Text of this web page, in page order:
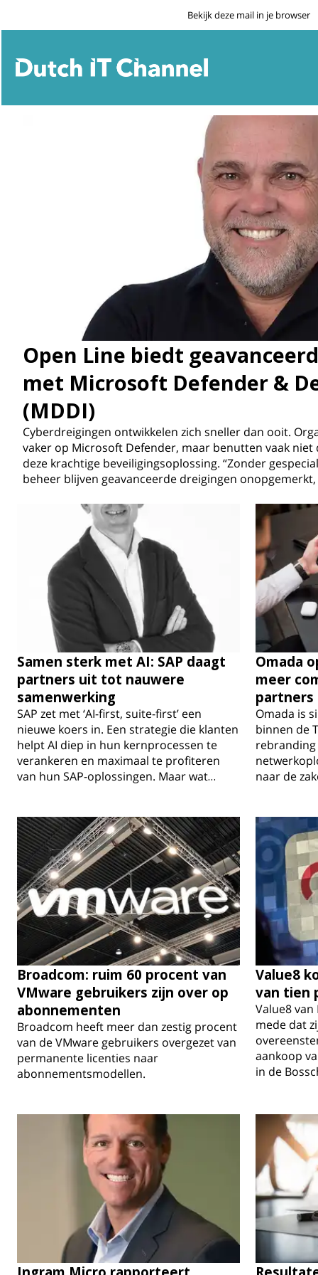
Bekijk deze mail in je browser
Open Line biedt
met Microsoft Defender &
(MDDI)
Cyberdreigingen ontwikkelen zich sneller dan ooit.
vaker op Microsoft Defender, maar benutten vaak
deze krachtige beveiligingsoplossing. “Zonder
beheer blijven geavanceerde dreigingen
Samen sterk met AI: SAP daagt
partners uit tot nauwere
samenwerking
SAP zet met ‘AI-first, suite-first’ een
nieuwe koers in. Een strategie die klanten
helpt AI diep in hun kernprocessen te
verankeren en maximaal te profiteren
van hun SAP-oplossingen. Maar wat…
Omada
meer
partners
Omada is
binnen de
rebranding
naar de
Broadcom: ruim 60 procent van
VMware gebruikers zijn over op
abonnementen
Broadcom heeft meer dan zestig procent
van de VMware gebruikers overgezet van
permanente licenties naar
abonnementsmodellen.
Value8
van tien
Value8
mede dat
aankoop
in de